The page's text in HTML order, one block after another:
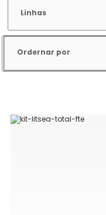
Linhas
Ordernar por